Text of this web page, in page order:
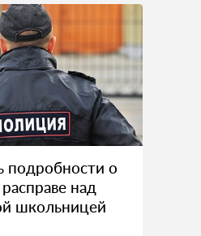
подробности о
над
школьницей